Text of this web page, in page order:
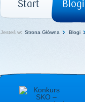
Start Blogi
Jesteś w: Strona Główna Blogi